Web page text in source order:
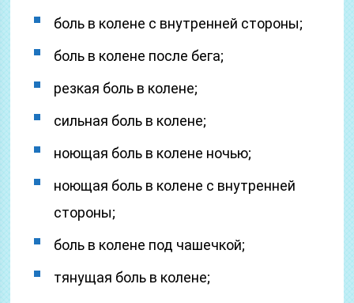
боль в колене с внутренней стороны;
боль в колене после бега;
резкая боль в колене;
сильная боль в колене;
ноющая боль в колене ночью;
ноющая боль в колене с внутренней
стороны;
боль в колене под чашечкой;
тянущая боль в колене;